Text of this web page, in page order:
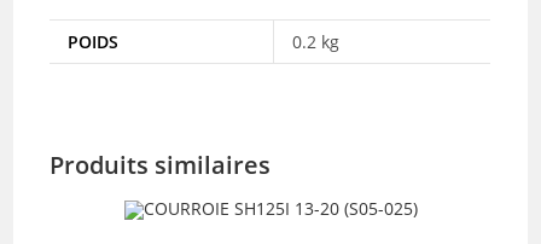
POIDS 0.2 kg
Produits similaires